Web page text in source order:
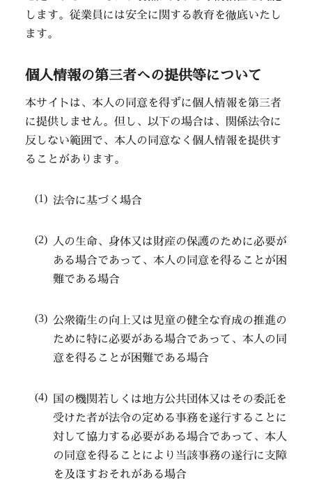
します。従業員には安全に関する教育を徹底いたし
ます。
個人情報の第三者への提供等について
本サイトは、本人の同意を得ずに個人情報を第三者
に提供しません。但し、以下の場合は、関係法令に
反しない範囲で、本人の同意なく個人情報を提供す
ることがあります。
法令に基づく場合
人の生命、身体又は財産の保護のために必要が
ある場合であって、本人の同意を得ることが困
難である場合
公衆衛生の向上又は児童の健全な育成の推進の
ために特に必要がある場合であって、本人の同
意を得ることが困難である場合
国の機関若しくは地方公共団体又はその委託を
受けた者が法令の定める事務を遂行することに
対して協力する必要がある場合であって、本人
の同意を得ることにより当該事務の遂行に支障
を及ぼすおそれがある場合